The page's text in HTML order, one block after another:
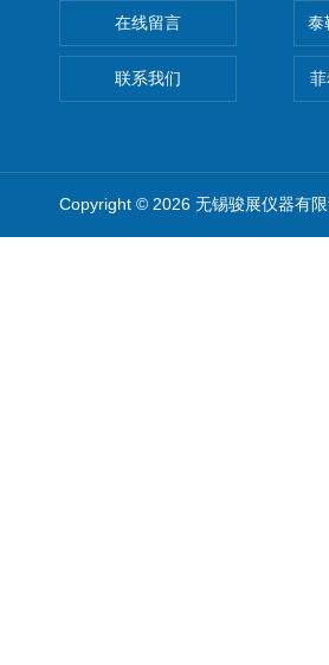
在线留言
联系我们
泰
Copyright © 2026 无锡骏展仪器有